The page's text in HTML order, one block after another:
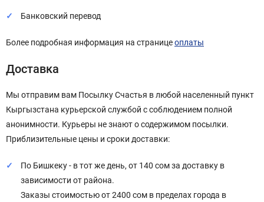
Банковский перевод
Более подробная информация на страницеоплаты
Доставка
Мы отправим вам Посылку Счастья в любой населенный пункт
Кыргызстана курьерской службой с соблюдением полной
анонимности. Курьеры не знают о содержимом посылки.
Приблизительные цены и сроки доставки:
По Бишкеку - в тот же день, от 140 сом за доставку в
зависимости от района.
Заказы стоимостью от 2400 сом в пределах города в